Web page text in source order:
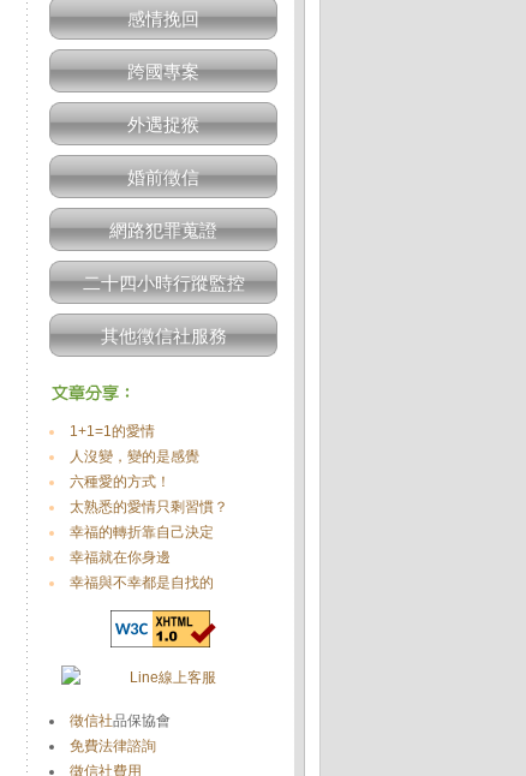
感情挽回
跨國專案
外遇捉猴
婚前徵信
網路犯罪蒐證
二十四小時行蹤監控
其他徵信社服務
1+1=1的愛情
人沒變，變的是感覺
六種愛的方式！
太熟悉的愛情只剩習慣？
幸福的轉折靠自己決定
幸福就在你身邊
幸福與不幸都是自找的
徵信社品保協會
免費法律諮詢
徵信社費用